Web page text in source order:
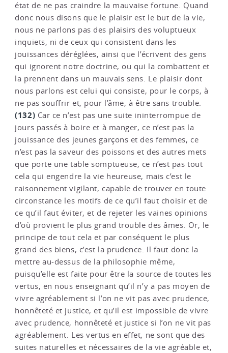
état de ne pas craindre la mauvaise fortune. Quand
donc nous disons que le plaisir est le but de la vie,
nous ne parlons pas des plaisirs des voluptueux
inquiets, ni de ceux qui consistent dans les
jouissances déréglées, ainsi que l’écrivent des gens
qui ignorent notre doctrine, ou qui la combattent et
la prennent dans un mauvais sens. Le plaisir dont
nous parlons est celui qui consiste, pour le corps, à
ne pas souffrir et, pour l’âme, à être sans trouble.
(132) Car ce n’est pas une suite ininterrompue de
jours passés à boire et à manger, ce n’est pas la
jouissance des jeunes garçons et des femmes, ce
n’est pas la saveur des poissons et des autres mets
que porte une table somptueuse, ce n’est pas tout
cela qui engendre la vie heureuse, mais c’est le
raisonnement vigilant, capable de trouver en toute
circonstance les motifs de ce qu’il faut choisir et de
ce qu’il faut éviter, et de rejeter les vaines opinions
d’où provient le plus grand trouble des âmes. Or, le
principe de tout cela et par conséquent le plus
grand des biens, c’est la prudence. Il faut donc la
mettre au-dessus de la philosophie même,
puisqu’elle est faite pour être la source de toutes les
vertus, en nous enseignant qu’il n’y a pas moyen de
vivre agréablement si l’on ne vit pas avec prudence,
honnêteté et justice, et qu’il est impossible de vivre
avec prudence, honnêteté et justice si l’on ne vit pas
agréablement. Les vertus en effet, ne sont que des
suites naturelles et nécessaires de la vie agréable et,